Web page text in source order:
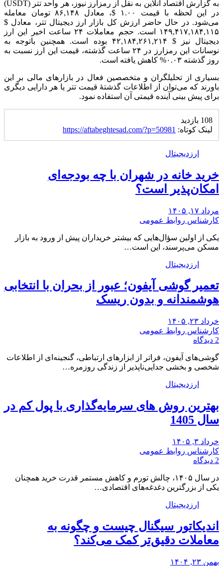
به گزارش اقتصاد آنلاین به نقل از رمزارز نیوز، هر واحد تتر (USDT)
در این لحظه با قیمت ۱.۰۰ $، معادل ۸۶,۱۴۸ تومان معامله
می‌شود. در حال حاضر ارزش کل بازار ارز دیجیتال تتر، معادل $
۱۴۹,۴۱۷,۱۸۴,۱۱۵ است. حجم معاملات ۲۴ ساعت اخیر این ارز
دیجیتال نیز $ ۴۲,۱۸۴,۲۶۱,۲۱۴ بوده است. همچنین باتوجه به
نوسانات این رمزارز در ۲۴ ساعت گذشته، قیمت این ارز نسبت به
روز گذشته ۰.۰۳% کاهش یافته است.
بسیاری از تحلیلگران و متخصصین فعال در بازار‌های مالی بر این
باورند که می‌توان از اطلاعات گذشتۀ قیمت تتر یا هر دارایی دیگری
برای پیش بینی آینده قیمتی آن استفاده نمود.
108 بازدید
لینک کوتاه: https://aftabeghtesad.com/?p=50981
ارزدیجیتال
خرید خانه در شهران با چه بودجه‌ای
امکان‌پذیر است؟
مرداد ۱۷, ۱۴۰۵
کارشناس روابط عمومی
یکی از اولین سؤال‌هایی که بیشتر خریداران پیش از ورود به بازار
مسکن می‌پرسند، این است…
ارزدیجیتال
تعمیر گوشی آیفون؛ عبور از بحران با انتخابی
هوشمندانه و بدون ریسک
خرداد ۲۳, ۱۴۰۵
کارشناس روابط عمومی
2 دیدگاه
گوشی‌های آیفون، فراتر از ابزارهای ارتباطی، گنجینه‌ای از اطلاعات
شخصی و بخشی جدایی‌ناپذیر از زندگی روزمره…
ارزدیجیتال
بهترین روش های سرمایه‌گذاری با پول کم در
سال 1405
خرداد ۳, ۱۴۰۵
کارشناس روابط عمومی
2 دیدگاه
در سال ۱۴۰۵، چالش تورم و کاهش مستمر قدرت خرید همچنان
یکی از بزرگترین دغدغه‌های اقتصادی…
ارزدیجیتال
اندیکاتور سیگنال چیست و چگونه به
معاملات دقیق‌تر کمک می‌کند؟
بهمن ۲۳, ۱۴۰۴